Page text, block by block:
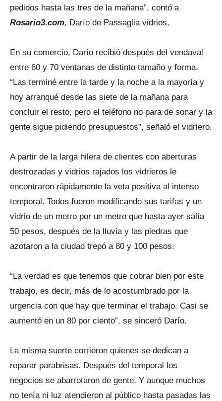
pedidos hasta las tres de la mañana”, contó a
Rosario3.com, Darío de Passaglia vidrios,
En su comercio, Darío recibió después del vendaval
entre 60 y 70 ventanas de distinto tamaño y forma.
“Las terminé entre la tarde y la noche a la mayoría y
hoy arranqué desde las siete de la mañana para
concluir el resto, pero el teléfono no para de sonar y la
gente sigue pidiendo presupuestos”, señaló el vidriero.
A partir de la larga hilera de clientes con aberturas
destrozadas y vidrios rajados los vidrieros le
encontraron rápidamente la veta positiva al intenso
temporal. Todos fueron modificando sus tarifas y un
vidrio de un metro por un metro que hasta ayer salía
50 pesos, después de la lluvia y las piedras que
azotaron a la ciudad trepó a 80 y 100 pesos.
“La verdad es que tenemos que cobrar bien por este
trabajo, es decir, más de lo acostumbrado por la
urgencia con que hay que terminar el trabajo. Casi se
aumentó en un 80 por ciento”, se sinceró Darío.
La misma suerte corrieron quienes se dedican a
reparar parabrisas. Después del temporal los
negocios se abarrotaron de gente. Y aunque muchos
no tenía ni luz atendieron al público hasta pasadas las